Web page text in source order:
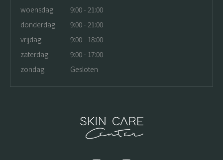
woensdag
9:00 - 21:00
donderdag
9:00 - 21:00
vrijdag
9:00 - 18:00
zaterdag
9:00 - 17:00
zondag
Gesloten